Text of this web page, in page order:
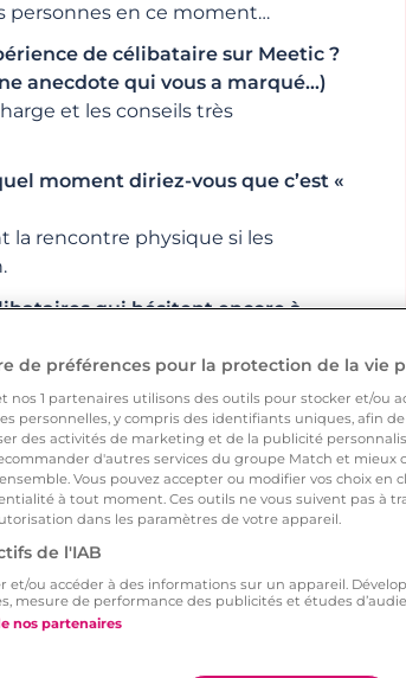
personnes en ce moment…
de célibataire sur Meetic ?
anecdote qui vous a marqué…)
et les conseils très
moment diriez-vous que c’est «
la rencontre physique si les
qui hésitent encore à
vous ?
!
de préférences pour la protection de la vie
nos 1 partenaires utilisons des outils pour stocker et/ou
personnelles, y compris des identifiants uniques, afin
des activités de marketing et de la publicité
d'autres services du groupe Match et
Vous pouvez accepter ou modifier vos choix
à tout moment. Ces outils ne vous suivent pas à
dans les paramètres de votre appareil.
de l'IAB
et/ou accéder à des informations sur un appareil.
mesure de performance des publicités et études
nos partenaires